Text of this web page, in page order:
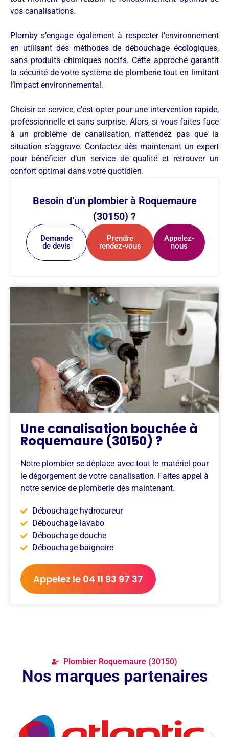
vos canalisations.
Plomby s’engage également à respecter l’environnement
en utilisant des méthodes de débouchage écologiques,
sans produits chimiques nocifs. Cette approche garantit
la sécurité de votre système de plomberie tout en limitant
l’impact environnemental.
Choisir ce service, c’est opter pour une intervention rapide,
professionnelle et sans surprise. Alors, si vous faites face
à un problème de canalisation, n’attendez pas que la
situation s’aggrave. Contactez dès maintenant un expert
pour bénéficier d’un service de qualité et retrouver un
confort optimal dans votre quotidien.
Besoin d’un plombier à Roquemaure
(30150) ?
Demande
de devis
Prendre
rendez-vous
Appelez-
nous
Une canalisation bouchée à
Roquemaure (30150) ?
Notre plombier se déplace avec tout le matériel pour
le dégorgement de votre canalisation. Faites appel à
notre service de plomberie dès maintenant.
Débouchage hydrocureur
Débouchage lavabo
Débouchage douche
Débouchage baignoire
Appelez le 04 11 93 97 37
Plombier Roquemaure (30150)
Nos marques partenaires